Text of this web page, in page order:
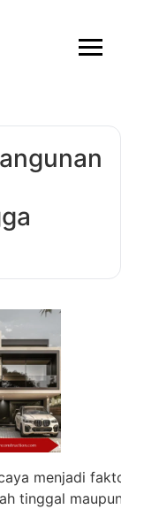
menjadi faktor
tinggal maupun